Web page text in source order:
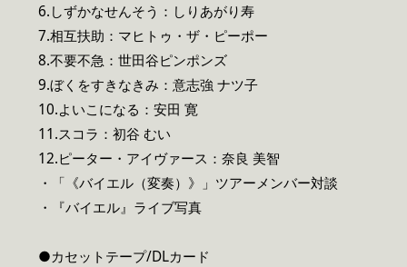
6.しずかなせんそう：しりあがり寿
7.相互扶助：マヒトゥ・ザ・ピーポー
8.不要不急：世田谷ピンポンズ
9.ぼくをすきなきみ：意志強 ナツ子
10.よいこになる：安田 寛
11.スコラ：初谷 むい
12.ピーター・アイヴァース：奈良 美智
・「《バイエル（変奏）》」ツアーメンバー対談
・『バイエル』ライブ写真
●カセットテープ/DLカード